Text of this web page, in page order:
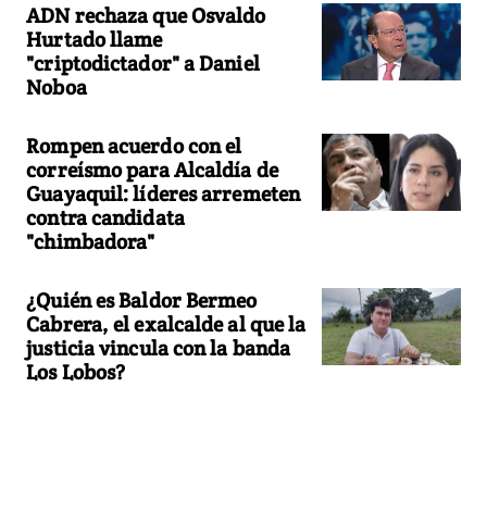
ADN rechaza que Osvaldo
Hurtado llame
"criptodictador" a Daniel
Noboa
Rompen acuerdo con el
correísmo para Alcaldía de
Guayaquil: líderes arremeten
contra candidata
"chimbadora"
¿Quién es Baldor Bermeo
Cabrera, el exalcalde al que la
justicia vincula con la banda
Los Lobos?